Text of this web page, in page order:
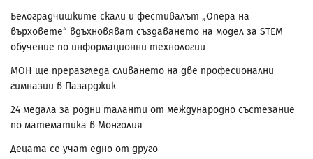
Белоградчишките скали и фестивалът „Опера на
върховете“ вдъхновяват създаването на модел за STEM
обучение по информационни технологии
МОН ще преразгледа сливането на две професионални
гимназии в Пазарджик
24 медала за родни таланти от международно състезание
по математика в Монголия
Децата се учат едно от друго